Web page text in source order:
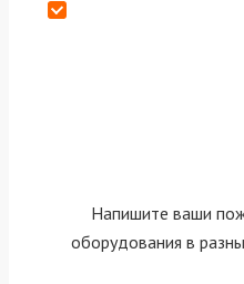
Напишите ваши
оборудования в